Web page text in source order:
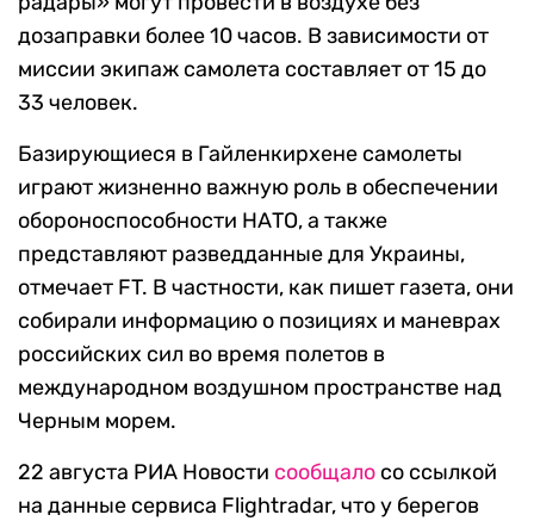
дозаправки более 10 часов. В зависимости от
миссии экипаж самолета составляет от 15 до
33 человек.
Базирующиеся в Гайленкирхене самолеты
играют жизненно важную роль в обеспечении
обороноспособности НАТО, а также
представляют разведданные для Украины,
отмечает FT. В частности, как пишет газета, они
собирали информацию о позициях и маневрах
российских сил во время полетов в
международном воздушном пространстве над
Черным морем.
22 августа РИА Новости сообщало со ссылкой
на данные сервиса Flightradar, что у берегов